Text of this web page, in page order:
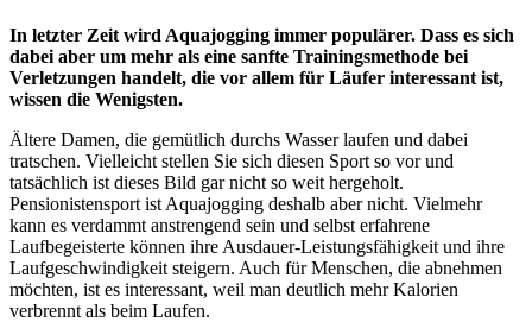
In letzter Zeit wird Aquajogging immer populärer. Dass es sich
dabei aber um mehr als eine sanfte Trainingsmethode bei
Verletzungen handelt, die vor allem für Läufer interessant ist,
wissen die Wenigsten.
Ältere Damen, die gemütlich durchs Wasser laufen und dabei
tratschen. Vielleicht stellen Sie sich diesen Sport so vor und
tatsächlich ist dieses Bild gar nicht so weit hergeholt.
Pensionistensport ist Aquajogging deshalb aber nicht. Vielmehr
kann es verdammt anstrengend sein und selbst erfahrene
Laufbegeisterte können ihre Ausdauer-Leistungsfähigkeit und ihre
Laufgeschwindigkeit steigern. Auch für Menschen, die abnehmen
möchten, ist es interessant, weil man deutlich mehr Kalorien
verbrennt als beim Laufen.